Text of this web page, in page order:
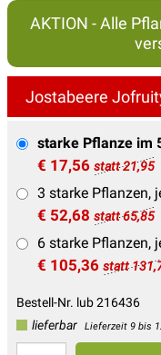
AKTION - Alle
Jostabeere
starke Pflanze im
€ 17,56 statt 21,95
3 starke Pflanzen,
€ 52,68 statt 65,85
6 starke Pflanzen,
€ 105,36 statt
Bestell-Nr. lub 216436
lieferbar
Lieferzeit 9 bis